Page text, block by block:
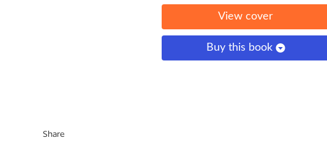
Share
View cover
Buy this book